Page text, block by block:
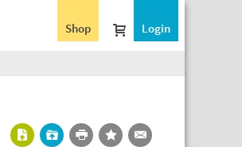
Login
Shop